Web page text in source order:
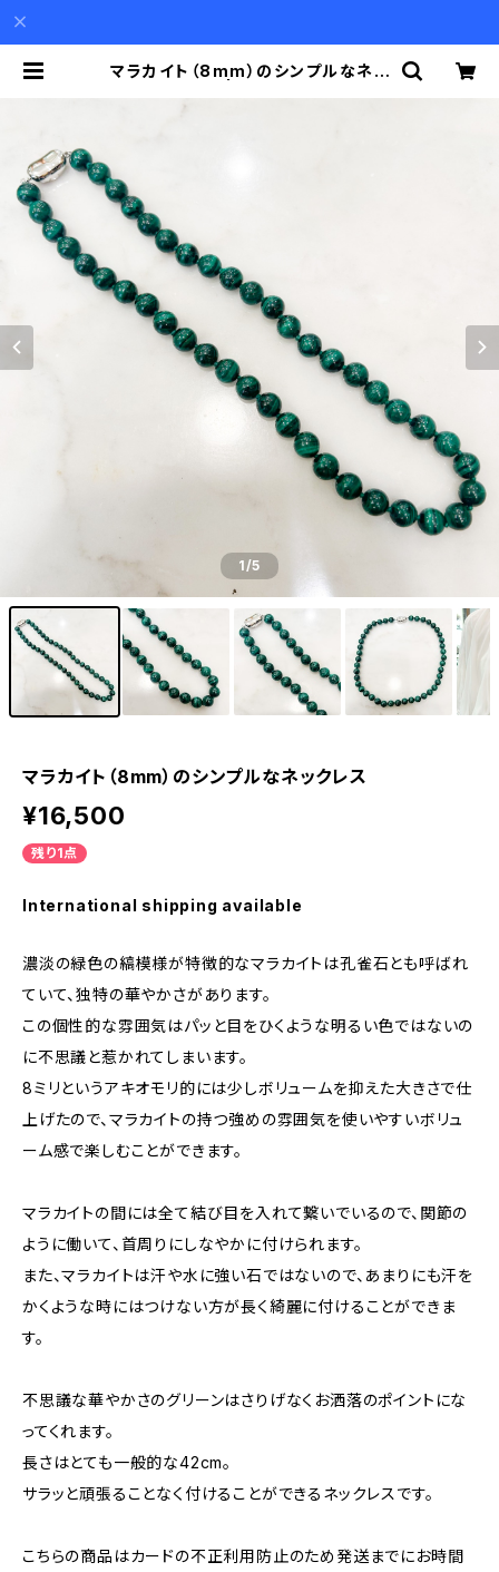
マラカイト（8mm）のシンプルなネッ
1/5
マラカイト（8mm）のシンプルなネックレス
¥16,500
残り1点
International shipping available
濃淡の緑色の縞模様が特徴的なマラカイトは孔雀石とも呼ばれ
ていて、独特の華やかさがあります。
この個性的な雰囲気はパッと目をひくような明るい色ではないの
に不思議と惹かれてしまいます。
8ミリというアキオモリ的には少しボリュームを抑えた大きさで仕
上げたので、マラカイトの持つ強めの雰囲気を使いやすいボリュ
ーム感で楽しむことができます。
マラカイトの間には全て結び目を入れて繋いでいるので、関節の
ように働いて、首周りにしなやかに付けられます。
また、マラカイトは汗や水に強い石ではないので、あまりにも汗を
かくような時にはつけない方が長く綺麗に付けることができま
す。
不思議な華やかさのグリーンはさりげなくお洒落のポイントにな
ってくれます。
長さはとても一般的な42cm。
サラッと頑張ることなく付けることができるネックレスです。
こちらの商品はカードの不正利用防止のため発送までにお時間